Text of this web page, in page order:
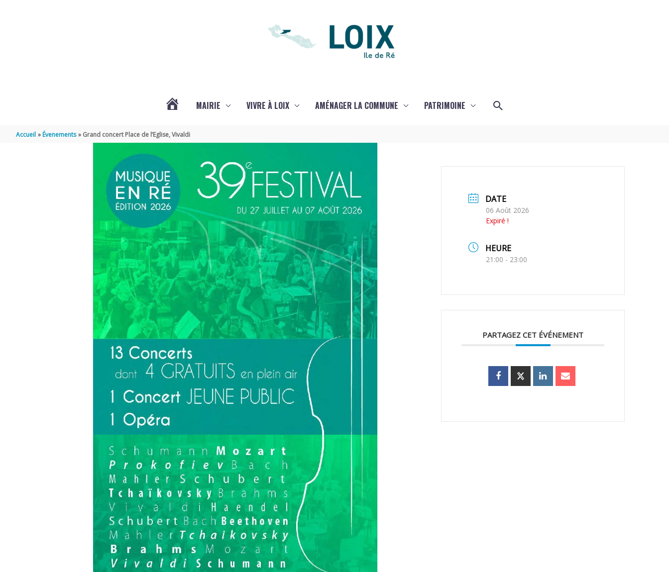
LOIX
MAIRIE VIVRE À LOIX AMÉNAGER LA COMMUNE PATRIMOINE Rechercher
Accueil Évenements Grand concert Place de l’Eglise, Vivaldi
DATE
06 Août 2026
Expiré !
HEURE
21:00 - 23:00
PARTAGEZ CET ÉVÉNEMENT